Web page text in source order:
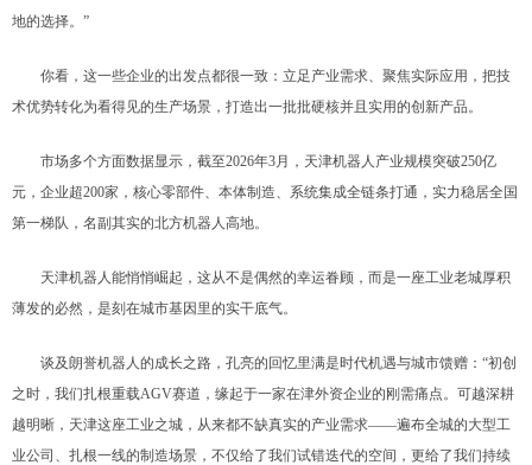
地的选择。”
你看，这一些企业的出发点都很一致：立足产业需求、聚焦实际应用，把技
术优势转化为看得见的生产场景，打造出一批批硬核并且实用的创新产品。
市场多个方面数据显示，截至2026年3月，天津机器人产业规模突破250亿
元，企业超200家，核心零部件、本体制造、系统集成全链条打通，实力稳居全国
第一梯队，名副其实的北方机器人高地。
天津机器人能悄悄崛起，这从不是偶然的幸运眷顾，而是一座工业老城厚积
薄发的必然，是刻在城市基因里的实干底气。
谈及朗誉机器人的成长之路，孔亮的回忆里满是时代机遇与城市馈赠：“初创
之时，我们扎根重载AGV赛道，缘起于一家在津外资企业的刚需痛点。可越深耕
越明晰，天津这座工业之城，从来都不缺真实的产业需求——遍布全城的大型工
业公司、扎根一线的制造场景，不仅给了我们试错迭代的空间，更给了我们持续